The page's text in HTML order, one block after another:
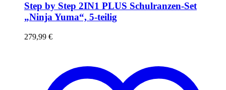
Step by Step 2IN1 PLUS Schulranzen-Set
„Ninja Yuma“, 5-teilig
279,99 €